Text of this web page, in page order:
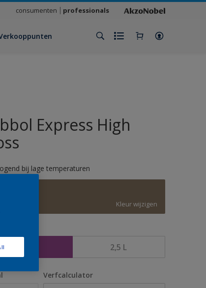
consumenten professionals
Express High
bij lage temperaturen
Kleur wijzigen
2,5 L
Verfcalculator